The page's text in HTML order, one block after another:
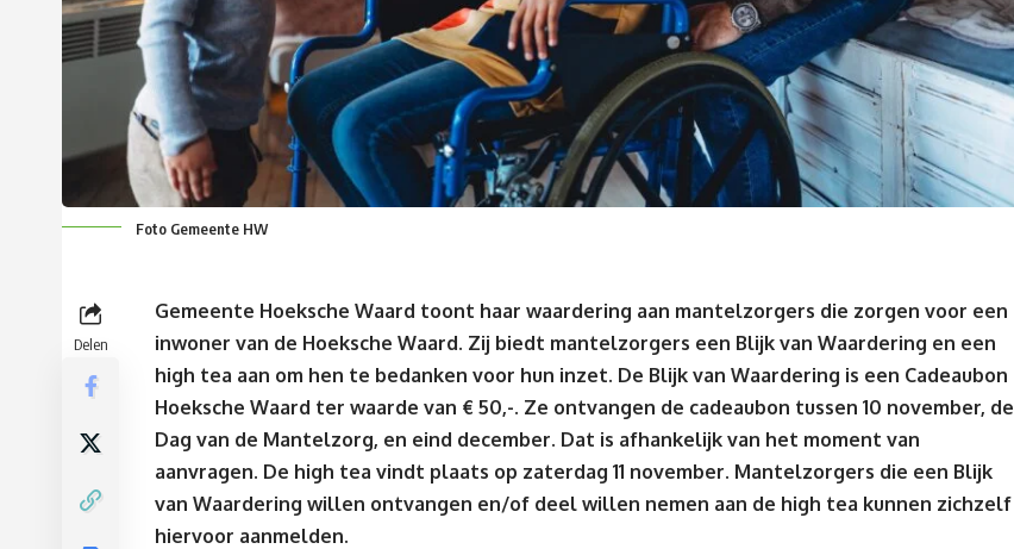
Foto Gemeente HW
Delen
Gemeente Hoeksche Waard toont haar waardering aan mantelzorgers die zorgen voor een
inwoner van de Hoeksche Waard. Zij biedt mantelzorgers een Blijk van Waardering en een
high tea aan om hen te bedanken voor hun inzet. De Blijk van Waardering is een Cadeaubon
Hoeksche Waard ter waarde van € 50,-. Ze ontvangen de cadeaubon tussen 10 november, de
Dag van de Mantelzorg, en eind december. Dat is afhankelijk van het moment van
aanvragen. De high tea vindt plaats op zaterdag 11 november. Mantelzorgers die een Blijk
van Waardering willen ontvangen en/of deel willen nemen aan de high tea kunnen zichzelf
hiervoor aanmelden.